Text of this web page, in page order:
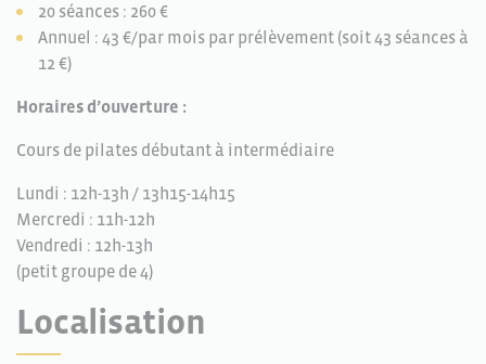
20 séances : 260 €
Annuel : 43 €/par mois par prélèvement (soit 43 séances à
12 €)
Horaires d’ouverture :
Cours de pilates débutant à intermédiaire
Lundi : 12h-13h / 13h15-14h15
Mercredi : 11h-12h
Vendredi : 12h-13h
(petit groupe de 4)
Localisation